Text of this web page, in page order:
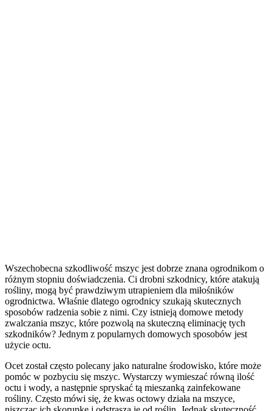
Wszechobecna szkodliwość mszyc jest dobrze znana ogrodnikom o
różnym stopniu doświadczenia. Ci drobni szkodnicy, które atakują
rośliny, mogą być prawdziwym utrapieniem dla miłośników
ogrodnictwa. Właśnie dlatego ogrodnicy szukają skutecznych
sposobów radzenia sobie z nimi. Czy istnieją domowe metody
zwalczania mszyc, które pozwolą na skuteczną eliminację tych
szkodników? Jednym z popularnych domowych sposobów jest
użycie octu.
Ocet został często polecany jako naturalne środowisko, które może
pomóc w pozbyciu się mszyc. Wystarczy wymieszać równą ilość
octu i wody, a następnie spryskać tą mieszanką zainfekowane
rośliny. Często mówi się, że kwas octowy działa na mszyce,